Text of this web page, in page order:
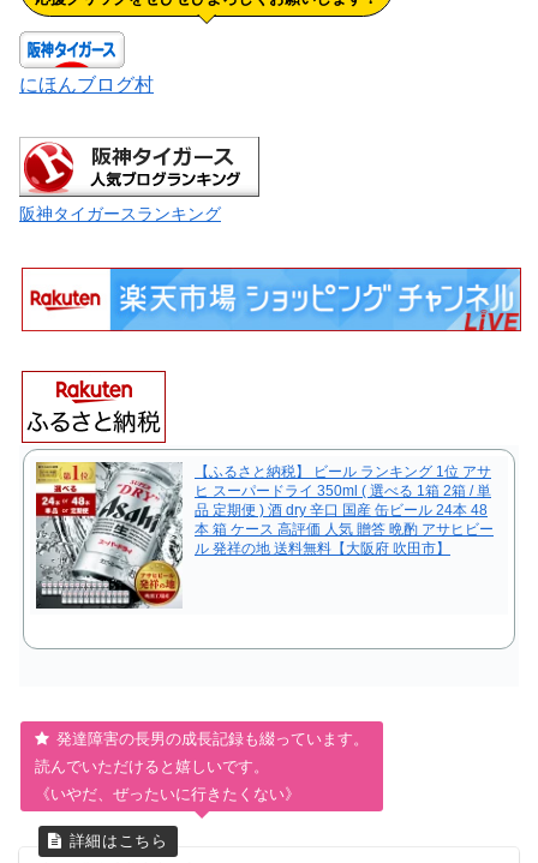
にほんブログ村
阪神タイガースランキング
【ふるさと納税】 ビール ランキング 1位 アサ
ヒ スーパードライ 350ml ( 選べる 1箱 2箱 / 単
品 定期便 ) 酒 dry 辛口 国産 缶ビール 24本 48
本 箱 ケース 高評価 人気 贈答 晩酌 アサヒビー
ル 発祥の地 送料無料【大阪府 吹田市】
発達障害の長男の成長記録も綴っています。
読んでいただけると嬉しいです。
《いやだ、ぜったいに行きたくない》